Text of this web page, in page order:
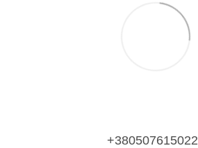
+380507615022